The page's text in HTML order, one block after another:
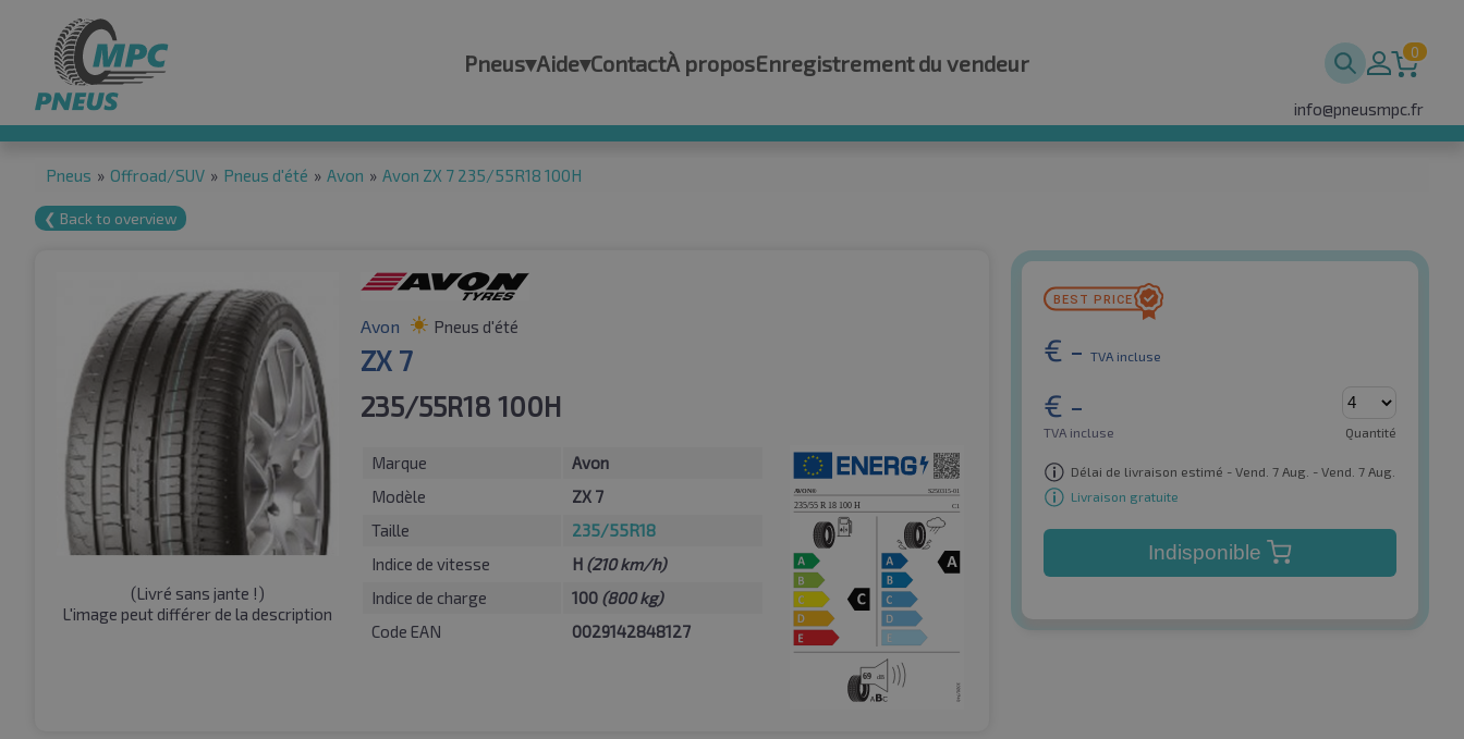
Pneus▾Aide▾ContactÀ proposEnregistrement du vendeur 0
info@pneusmpc.fr
Pneus » Offroad/SUV » Pneus d'été » Avon » Avon ZX 7 235/55R18 100H
❮ Back to overview
(Livré sans jante !)
L'image peut différer de la description
Avon Pneus d'été
ZX 7
235/55R18 100H
Marque
Avon
Modèle
ZX 7
Taille
235/55R18
Indice de vitesse
H (210 km/h)
Indice de charge
100 (800 kg)
Code EAN
0029142848127
€ - TVA incluse
€ -
TVA incluse Quantité
Délai de livraison estimé - Vend. 7 Aug. - Vend. 7 Aug.
Livraison gratuite
Indisponible